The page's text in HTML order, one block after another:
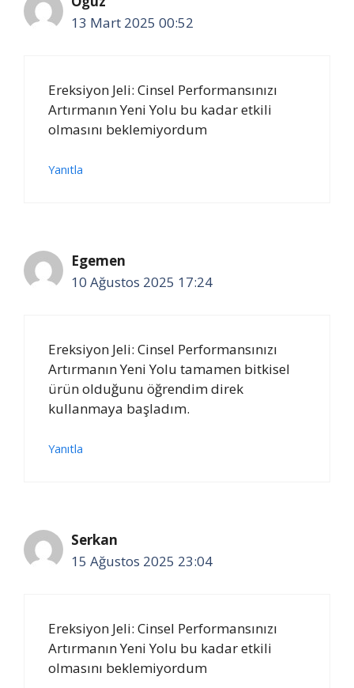
13 Mart 2025 00:52
Ereksiyon Jeli: Cinsel Performansınızı
Artırmanın Yeni Yolu bu kadar etkili
olmasını beklemiyordum
Yanıtla
Egemen
10 Ağustos 2025 17:24
Ereksiyon Jeli: Cinsel Performansınızı
Artırmanın Yeni Yolu tamamen bitkisel
ürün olduğunu öğrendim direk
kullanmaya başladım.
Yanıtla
Serkan
15 Ağustos 2025 23:04
Ereksiyon Jeli: Cinsel Performansınızı
Artırmanın Yeni Yolu bu kadar etkili
olmasını beklemiyordum